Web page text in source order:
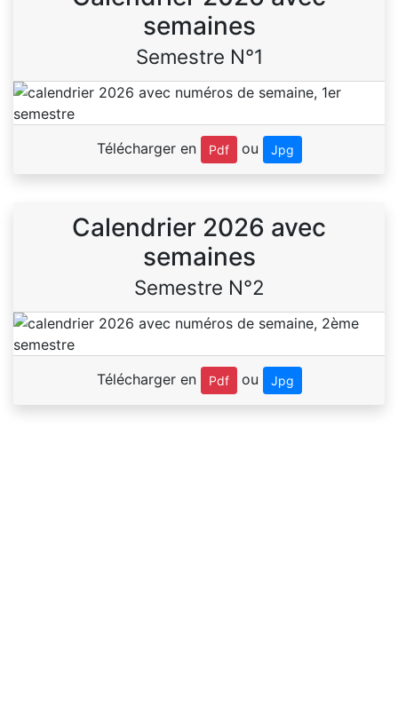
semaines
Semestre N°1
Télécharger en Pdf ou Jpg
Calendrier 2026 avec
semaines
Semestre N°2
Télécharger en Pdf ou Jpg